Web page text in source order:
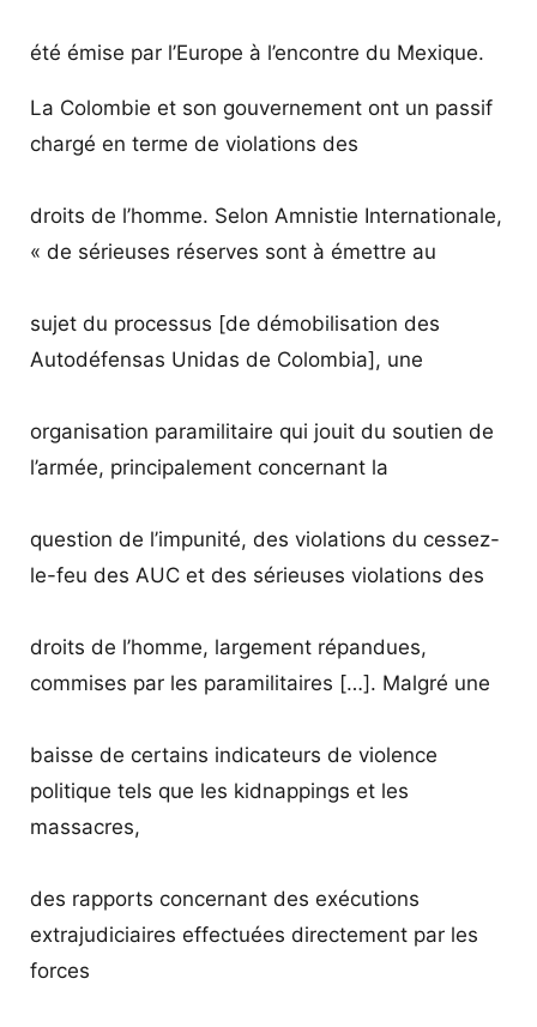
été émise par l’Europe à l’encontre du Mexique.
La Colombie et son gouvernement ont un passif
chargé en terme de violations des
droits de l’homme. Selon Amnistie Internationale,
« de sérieuses réserves sont à émettre au
sujet du processus [de démobilisation des
Autodéfensas Unidas de Colombia], une
organisation paramilitaire qui jouit du soutien de
l’armée, principalement concernant la
question de l’impunité, des violations du cessez-
le-feu des AUC et des sérieuses violations des
droits de l’homme, largement répandues,
commises par les paramilitaires […]. Malgré une
baisse de certains indicateurs de violence
politique tels que les kidnappings et les
massacres,
des rapports concernant des exécutions
extrajudiciaires effectuées directement par les
forces